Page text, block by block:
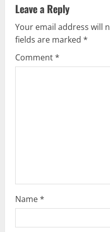
v
i
g
Leave a Reply
Your email address will
fields are marked *
Comment*
Name*